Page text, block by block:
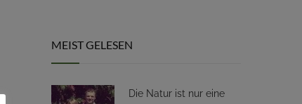
MEIST GELESEN
Die Natur ist nur eine